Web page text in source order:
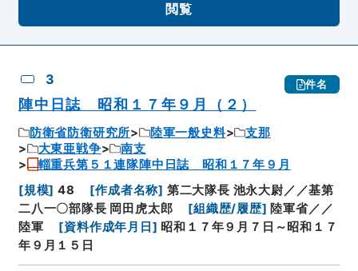
閲覧
3 件名
陣中日誌 昭和１７年９月（２）
防衛省防衛研究所 陸軍一般史料
支那
大東亜戦争
南支
輜重兵第５１連隊陣中日誌 昭和１７年９月
[規模] 48 [作成者名称] 第二大隊長 池永大尉／／基第
二八一〇部隊長 岡田虎太郎
[組織歴/履歴] 陸軍省／／
陸軍
[資料作成年月日 ] 昭和１７年９月７日～昭和１７
年９月１５日